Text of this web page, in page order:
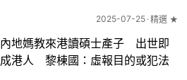
2025-07-25 精選 ★
內地媽教來港讀碩士產子 出世即
成港人 黎棟國：虛報目的或犯法